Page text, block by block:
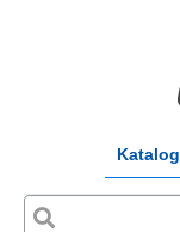
Katalog